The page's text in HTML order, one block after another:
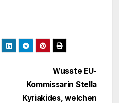
Wusste EU-
Kommissarin Stella
Kyriakides, welchen